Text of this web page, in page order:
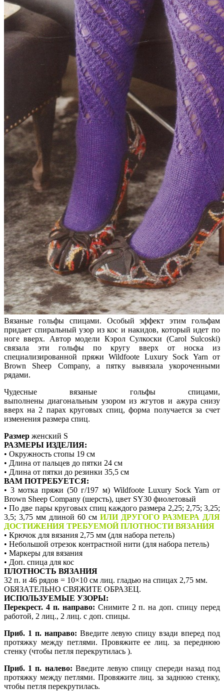
Вязаные гольфы спицами. Особый эффект этим гольфам
придает спиральный узор из кос и накидов, который идет по
ноге вверх. Автор модели Кэрол Сулкоски (Carol Sulcoski)
связала эти гольфы по кругу вверх от носка из
специализированной пряжи Wildfoote Luxury Sock Yarn от
Brown Sheep Company, а пятку вывязала укороченными
рядами.
Чудесные вязаные гольфы спицами,
выполнены диагональным узором из жгутов и ажура снизу
вверх на 2 парах круговых спиц, форма получается за счет
изменения размера спиц.
Размер женский S
РАЗМЕРЫ ИЗДЕЛИЯ:
• Окружность стопы 19 см
• Длина от пальцев до пятки 24 см
• Длина от пятки до резинки 35,5 см
ВАМ ПОТРЕБУЕТСЯ:
• 3 мотка пряжи (50 г/197 м) Wildfoote Luxury Sock Yarn от
Brown Sheep Company (шерсть), цвет SY30 фиолетовый
• По две пары круговых спиц каждого размера 2,25; 2,75; 3,25;
3,5; 3,75 мм длиной 60 см ИЛИ ДРУГОГО РАЗМЕРА ДЛЯ
ДОСТИЖЕНИЯ ТРЕБУЕМОЙ ПЛОТНОСТИ ВЯЗАНИЯ
• Крючок для вязания 2,75 мм (для набора петель)
• Небольшой отрезок контрастной нити (для набора петель)
• Маркеры для вязания
• Доп. спица для кос
ПЛОТНОСТЬ ВЯЗАНИЯ
32 п. и 46 рядов = 10×10 см лиц. гладью на спицах 2,75 мм.
ОБЯЗАТЕЛЬНО СВЯЖИТЕ ОБРАЗЕЦ.
ИСПОЛЬЗУЕМЫЕ УЗОРЫ:
Перекрест. 4 п. направо: Снимите 2 п. на доп. спицу перед
работой, 2 лиц., 2 лиц. с доп. спицы.
Приб. 1 п. направо: Введите левую спицу взади вперед под
протяжку между петлями. Провяжите ее лиц. за переднюю
стенку (чтобы петля перекрутилась ).
Приб. 1 п. налево: Введите левую спицу спереди назад под
протяжку между петлями. Провяжите лиц. за заднюю стенку,
чтобы петля перекрутилась.